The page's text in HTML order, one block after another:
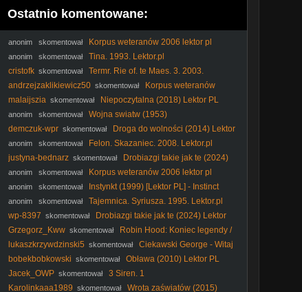
Ostatnio komentowane:
anonim skomentował Korpus weteranów 2006 lektor pl
anonim skomentował
Tina. 1993. Lektor.pl
cristofk skomentował
Termr. Rie of. te Maes. 3. 2003.
Lektor.pl
andrzejzaklikiewicz50 skomentował
Korpus weteranów
2006 lektor pl
malaijszia skomentował Niepoczytalna (2018) Lektor PL
anonim skomentował
Wojna swiatw (1953)
demczuk-wpr skomentował
Droga do wolności (2014) Lektor
anonim skomentował
Felon. Skazaniec. 2008. Lektor.pl
justyna-bednarz skomentował
Drobiazgi takie jak te (2024)
Lektor PL
anonim skomentował Korpus weteranów 2006 lektor pl
anonim skomentował Instynkt (1999) [Lektor PL] - Instinct
anonim skomentował
Tajemnica. Syriusza. 1995. Lektor.pl
wp-8397 skomentował
Drobiazgi takie jak te (2024) Lektor
PL
Grzegorz_Kww skomentował
Robin Hood: Koniec legendy /
The Death of Robin Hood (2026) [Lektor PL (AI)]
lukaszkrzywdzinski5 skomentował
Ciekawski George - Witaj
wiosno ! (2013)
bobekbobkowski skomentował
Obława (2010) Lektor PL
Jacek_OWP skomentował
3 Siren. 1
Karolinkaaa1989 skomentował Wrota zaświatów (2015)